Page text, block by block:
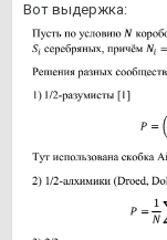
Вот выдержка: